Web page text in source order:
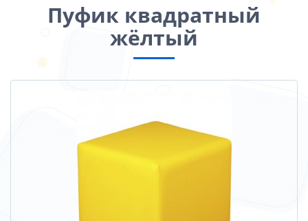
Пуфик квадратный
жёлтый